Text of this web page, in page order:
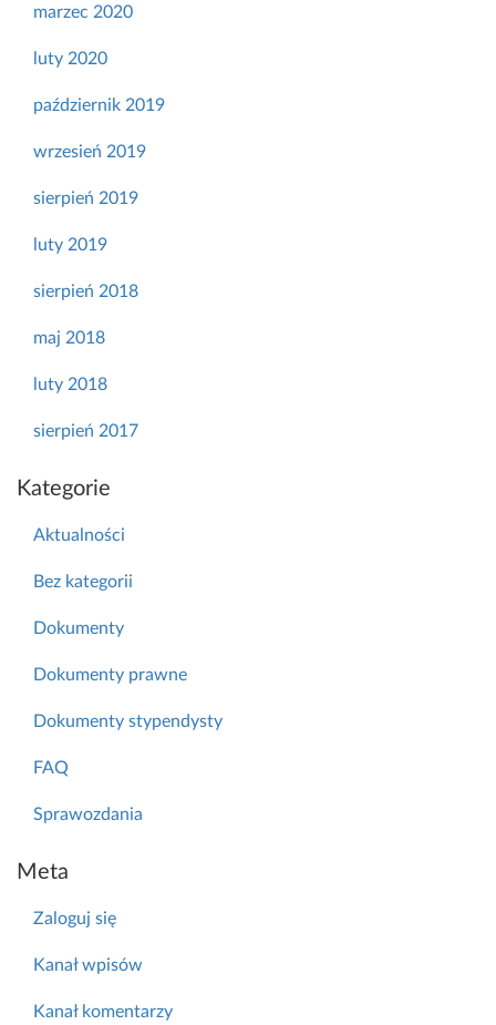
marzec 2020
luty 2020
październik 2019
wrzesień 2019
sierpień 2019
luty 2019
sierpień 2018
maj 2018
luty 2018
sierpień 2017
Kategorie
Aktualności
Bez kategorii
Dokumenty
Dokumenty prawne
Dokumenty stypendysty
FAQ
Sprawozdania
Meta
Zaloguj się
Kanał wpisów
Kanał komentarzy